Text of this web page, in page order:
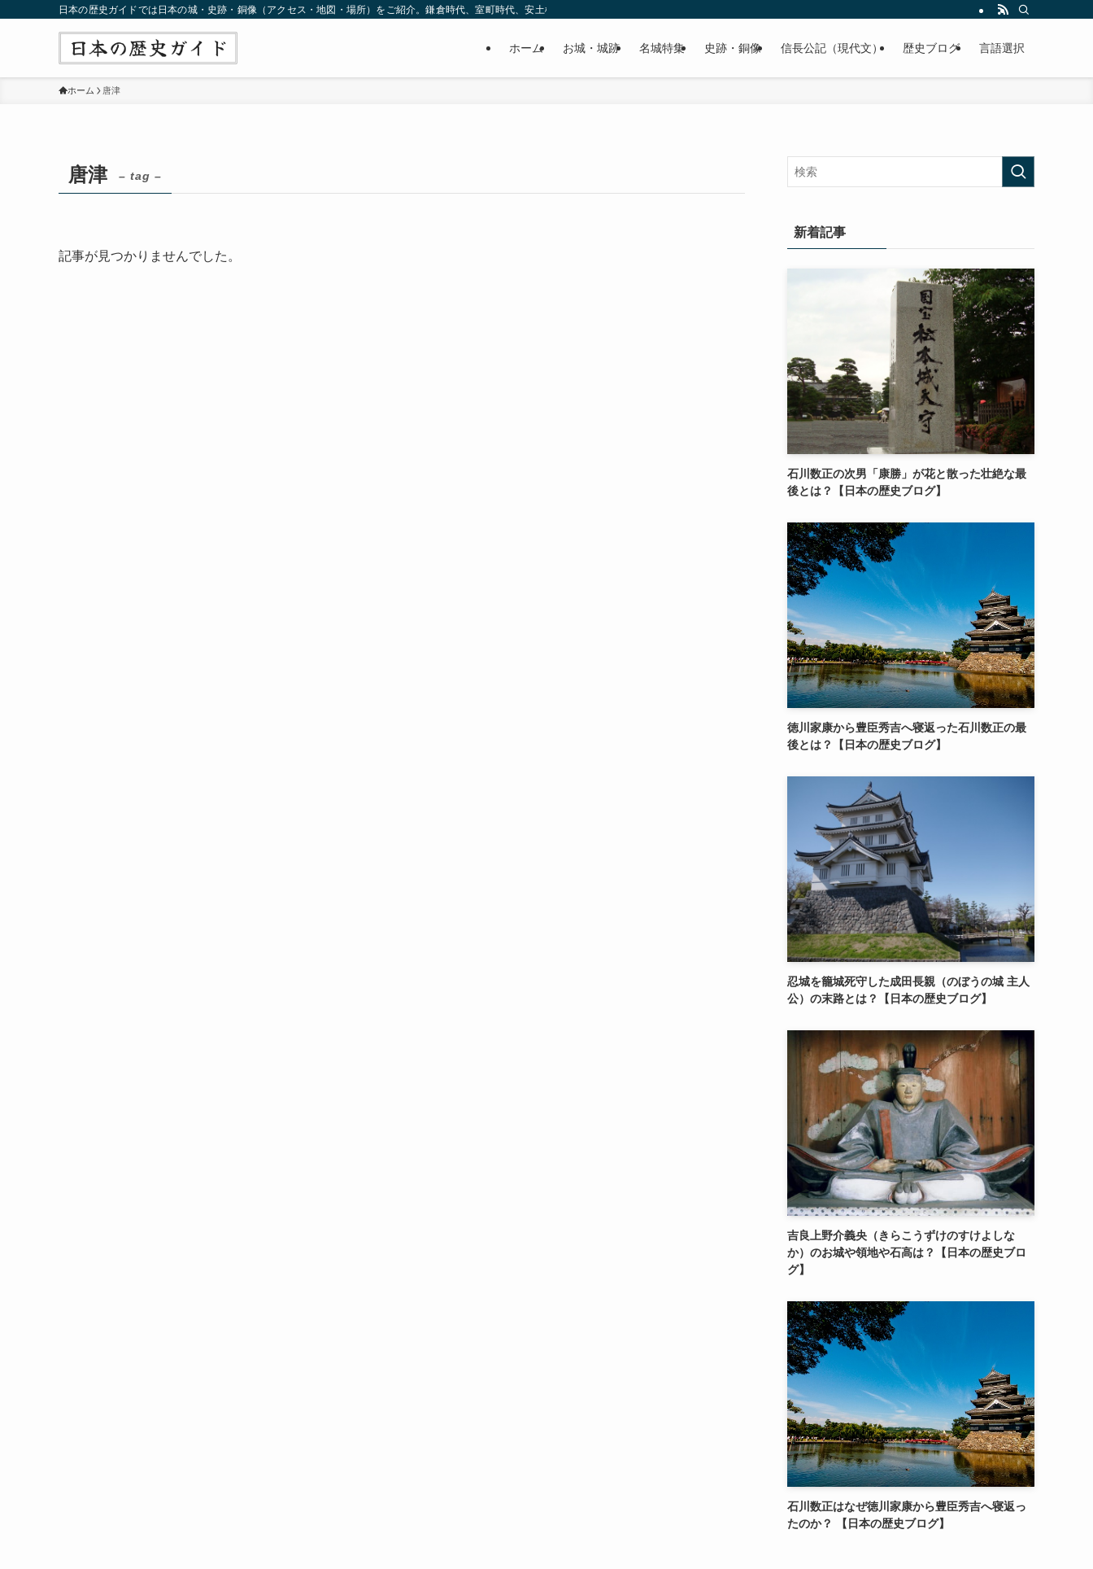
日本の歴史ガイドでは日本の城・史跡・銅像（アクセス・地図・場所）をご紹介。鎌倉時代、室町時代、安土桃山時代（戦国時代）、江戸時代と幅広くご紹介致します。
ホーム お城・城跡 名城特集 史跡・銅像 信長公記（現代文） 歴史ブログ 言語選択
ホーム 唐津
唐津 – tag –
記事が見つかりませんでした。
新着記事
石川数正の次男「康勝」が花と散った壮絶な最
後とは？【日本の歴史ブログ】
徳川家康から豊臣秀吉へ寝返った石川数正の最
後とは？【日本の歴史ブログ】
忍城を籠城死守した成田長親（のぼうの城 主人
公）の末路とは？【日本の歴史ブログ】
吉良上野介義央（きらこうずけのすけよしな
か）のお城や領地や石高は？【日本の歴史ブロ
グ】
石川数正はなぜ徳川家康から豊臣秀吉へ寝返っ
たのか？ 【日本の歴史ブログ】